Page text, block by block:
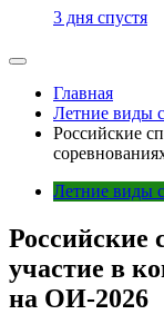
3 дня спустя
Главная
Летние виды
Российские
Летние виды
Российские
участие в
на ОИ-2026